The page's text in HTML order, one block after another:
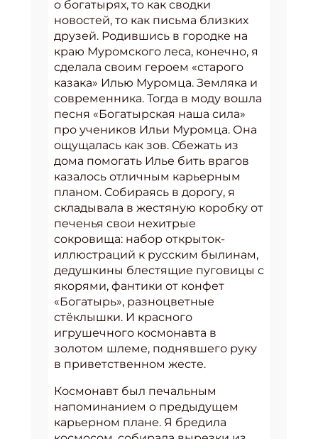
о богатырях, то как сводки
новостей, то как письма близких
друзей. Родившись в городке на
краю Муромского леса, конечно, я
сделала своим героем «старого
казака» Илью Муромца. Земляка и
современника. Тогда в моду вошла
песня «Богатырская наша сила»
про учеников Ильи Муромца. Она
ощущалась как зов. Сбежать из
дома помогать Илье бить врагов
казалось отличным карьерным
планом. Собираясь в дорогу, я
складывала в жестяную коробку от
печенья свои нехитрые
сокровища: набор открыток-
иллюстраций к русским былинам,
дедушкины блестящие пуговицы с
якорями, фантики от конфет
«Богатырь», разноцветные
стёклышки. И красного
игрушечного космонавта в
золотом шлеме, поднявшего руку
в приветственном жесте.
Космонавт был печальным
напоминанием о предыдущем
карьерном плане. Я бредила